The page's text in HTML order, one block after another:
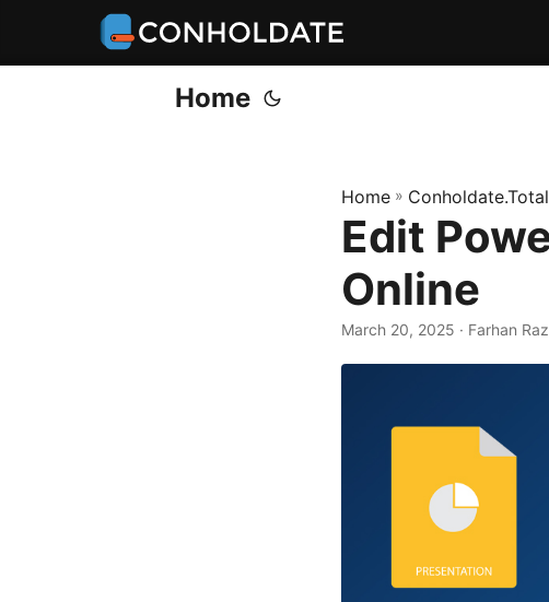
Home
Home »
Edit
Online
March 20, 2025 · Farhan